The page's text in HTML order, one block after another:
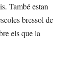
També estan
bressol de
els que la